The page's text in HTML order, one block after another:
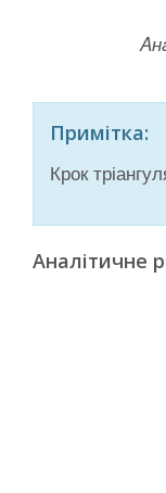
Примітка:
Крок
Аналітичне